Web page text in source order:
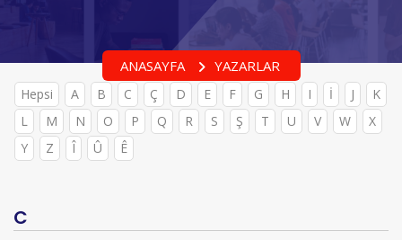
ANASAYFA YAZARLAR
Hepsi A B C Ç D E F G H I İ J
K
L
M N O P Q R S Ş T U V W
X
Y
Z Î Û Ê
C